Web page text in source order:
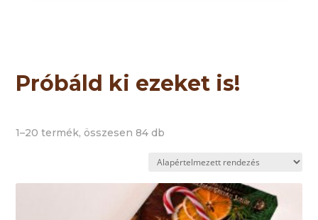
Próbáld ki ezeket is!
1–20 termék, összesen 84 db